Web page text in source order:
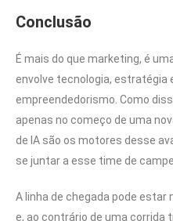
Conclusão
É mais do que marketing, é
envolve tecnologia, estratégia
empreendedorismo. Como
apenas no começo de uma
de IA são os motores desse
se juntar a esse time de
A linha de chegada pode estar
e, ao contrário de uma corrida